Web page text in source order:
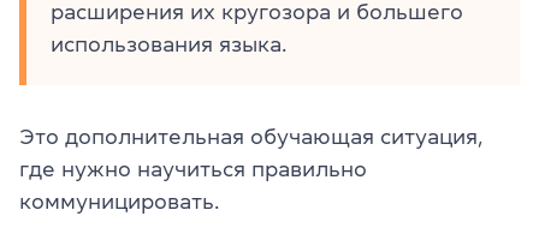
расширения их кругозора и большего
использования языка.
Это дополнительная обучающая ситуация,
где нужно научиться правильно
коммуницировать.